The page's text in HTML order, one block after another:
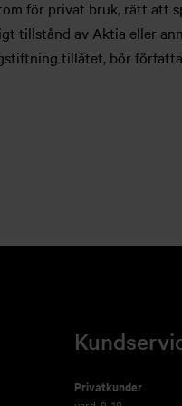
för privat bruk, rätt att
tillstånd av Aktia eller
tillåtet, bör
Privatkunder